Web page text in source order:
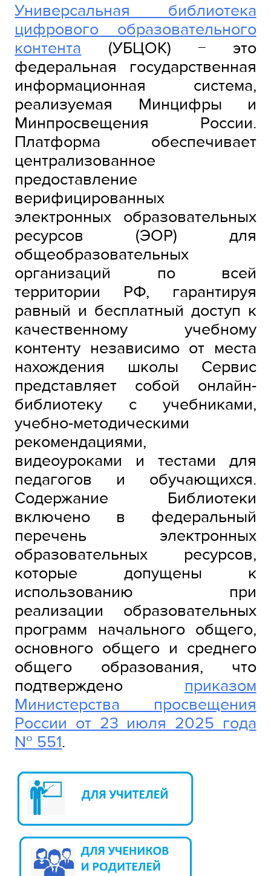
Универсальная библиотека
цифрового образовательного
контента (УБЦОК) − это
федеральная государственная
информационная система,
реализуемая Минцифры и
Минпросвещения России.
Платформа обеспечивает
централизованное
предоставление
верифицированных
электронных образовательных
ресурсов (ЭОР) для
общеобразовательных
организаций по всей
территории РФ, гарантируя
равный и бесплатный доступ к
качественному учебному
контенту независимо от места
нахождения школы Сервис
представляет собой онлайн-
библиотеку с учебниками,
учебно-методическими
рекомендациями,
видеоуроками и тестами для
педагогов и обучающихся.
Содержание Библиотеки
включено в федеральный
перечень электронных
образовательных ресурсов,
которые допущены к
использованию при
реализации образовательных
программ начального общего,
основного общего и среднего
общего образования, что
подтверждено приказом
Министерства просвещения
России от 23 июля 2025 года
№ 551.